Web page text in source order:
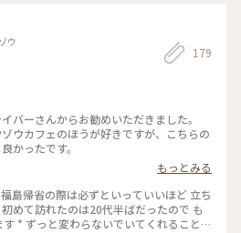
入しました。
ウ
179
バーさんからお勧めいただきました。
ウカフェのほうが好きですが、こちらの
かったです。
もっとみる
島帰省の際は必ずといっていいほど 立ち
めて訪れたのは20代半ばだったので も
* ずっと変わらないでいてくれることが